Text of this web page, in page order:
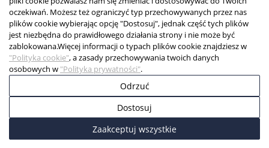
Start Menu Koszyk Konto Więcej
SP.J.
INFORMACJE
STREFA KLIENTA
oczekiwań. Możesz też ograniczyć typ przechowywanych przez nas
plików cookie wybierając opcję "Dostosuj", jednak część tych plików
jest niezbędna do prawidłowego działania strony i nie może być
zablokowana.Więcej informacji o typach plików cookie znajdziesz w
"Polityka cookie", a zasady przechowywania twoich danych
osobowych w "Polityka prywatności".
Odrzuć
Dostosuj
Zaakceptuj wszystkie
Copyright © 2003-2026 Elektrogiełda s.j.
Projekt i realizacja:BigCom